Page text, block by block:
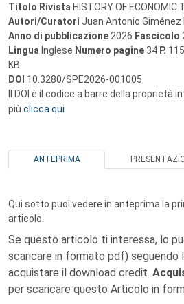
Titolo Rivista HISTORY OF ECONOMIC
Autori/Curatori Juan Antonio Giménez
Anno di pubblicazione 2026 Fascicolo
Lingua Inglese Numero pagine 34 P.
KB
DOI 10.3280/SPE2026-001005
Il DOI è il codice a barre della proprietà
più clicca qui
ANTEPRIMA
Qui sotto puoi vedere in anteprima la
articolo.
Se questo articolo ti interessa, lo
scaricare in formato pdf) seguendo
acquistare il download credit.
per scaricare questo Articolo in